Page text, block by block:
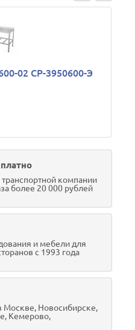
02 СР-3950600-Э
компании
более 20 000 рублей
и мебели для
с 1993 года
Москве, Новосибирске,
Кемерово,